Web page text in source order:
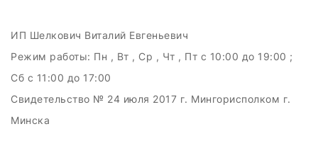
ИП Шелкович Виталий Евгеньевич
Режим работы: Пн , Вт , Ср , Чт , Пт c 10:00 до 19:00 ;
Сб c 11:00 до 17:00
Свидетельство № 24 июля 2017 г. Мингорисполком г.
Минска